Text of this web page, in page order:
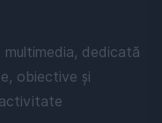
multimedia, dedicată
obiective și